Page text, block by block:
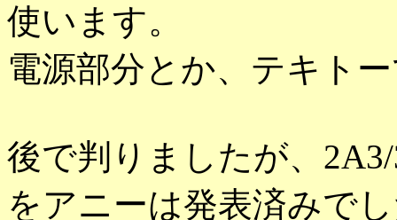
使います。
電源部分とか、テキト
後で判りましたが、
をアニーは発表済みで